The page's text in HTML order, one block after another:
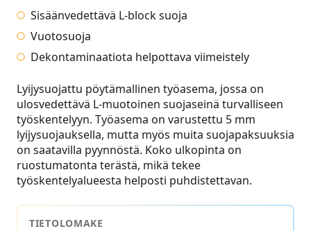
Sisäänvedettävä L-block suoja
Vuotosuoja
Dekontaminaatiota helpottava viimeistely
Lyijysuojattu pöytämallinen työasema, jossa on
ulosvedettävä L-muotoinen suojaseinä turvalliseen
työskentelyyn. Työasema on varustettu 5 mm
lyijysuojauksella, mutta myös muita suojapaksuuksia
on saatavilla pyynnöstä. Koko ulkopinta on
ruostumatonta terästä, mikä tekee
työskentelyalueesta helposti puhdistettavan.
TIETOLOMAKE